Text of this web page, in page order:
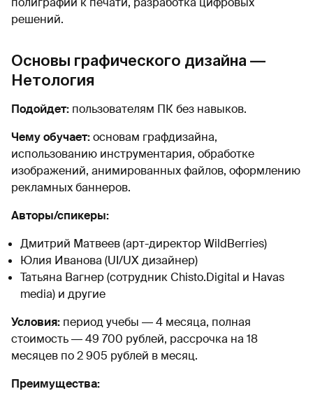
решений.
Основы графического дизайна —
Нетология
Подойдет: пользователям ПК без навыков.
Чему обучает:основам графдизайна,
использованию инструментария, обработке
изображений, анимированных файлов, оформлению
рекламных баннеров.
Авторы/спикеры:
Дмитрий Матвеев (арт-директор WildBerries)
Юлия Иванова (UI/UX дизайнер)
Татьяна Вагнер (сотрудник Chisto.Digital и Havas
media) и другие
Условия: период учебы ― 4 месяца, полная
стоимость ― 49 700 рублей, рассрочка на 18
месяцев по 2 905 рублей в месяц.
Преимущества: